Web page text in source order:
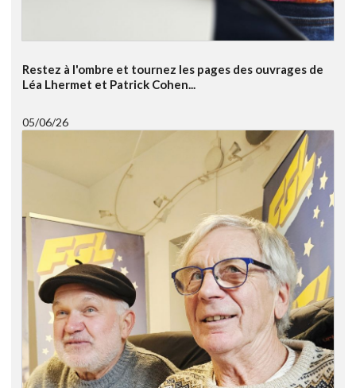
Restez à l'ombre et tournez les pages des ouvrages de
Léa Lhermet et Patrick Cohen...
05/06/26